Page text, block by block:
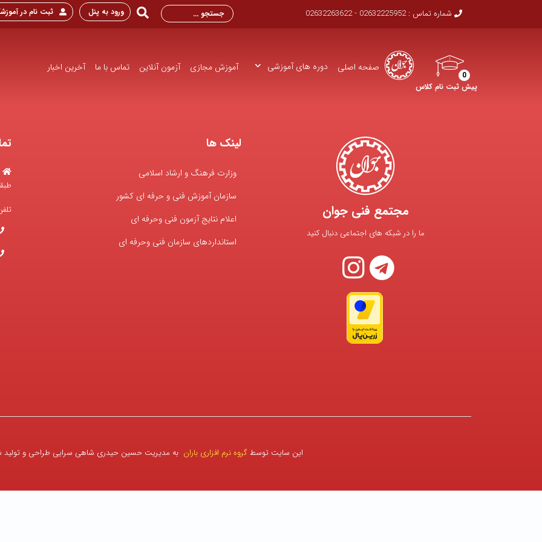
شماره تماس :02632225952 - 02632263622 ورود به پنل ثبت نام در
0
پیش ثبت نام کلاس
صفحه اصلی دوره های آموزشی آموزش مجازی آزمون آنلاین تماس با ما آخرین اخبار
مجتمع فنی جوان
ما را در شبکه های اجتماعی دنبال کنید
لینک ها
وزارت فرهنگ و ارشاد اسلامی
سازمان آموزش فنی و حرفه ای کشور
اعلام نتایج آزمون فنی وحرفه ای
استانداردهای سازمان فنی وحرفه ای
این سایت توسطگروه نرم افزاری باران به مدیریت حسین حیدری شاهی سرایی طراحی و